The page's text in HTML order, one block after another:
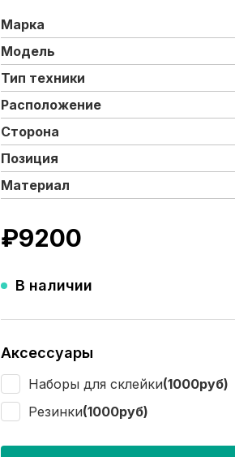
Марка
Модель
Тип техники
Расположение
Сторона
Позиция
Материал
₽9200
В наличии
Аксессуары
Наборы для склейки(1000руб)
Резинки(1000руб)